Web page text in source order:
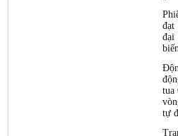
đạt
đại
tua
tự